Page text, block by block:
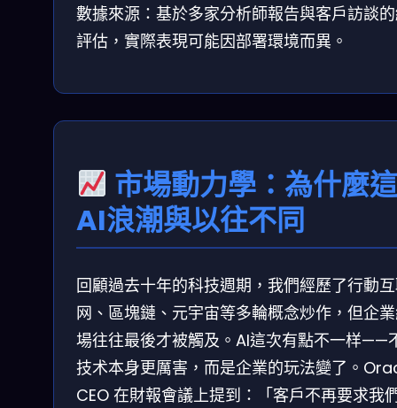
數據來源：基於多家分析師報告與客戶訪談
評估，實際表現可能因部署環境而異。
市場動力學：為什麼
AI浪潮與以往不同
回顧過去十年的科技週期，我們經歷了行動
网、區塊鏈、元宇宙等多輪概念炒作，但企
場往往最後才被觸及。AI這次有點不一样——
技术本身更厲害，而是企業的玩法變了。
CEO 在財報會議上提到：「客戶不再要求我